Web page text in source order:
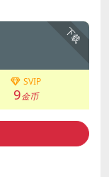
下载
SVIP
9金币